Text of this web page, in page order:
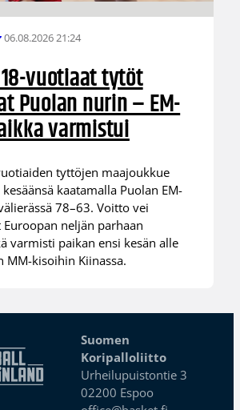
06.08.2026 21:24
vuotiaat tytöt
Puolan nurin – EM-
varmistui
tyttöjen maajoukkue
kaatamalla Puolan EM-
78–63. Voitto vei
neljän parhaan
varmisti paikan ensi kesän alle
MM-kisoihin Kiinassa.
Suomen
Koripalloliitto
Urheilupuistontie 3
02200 Espoo